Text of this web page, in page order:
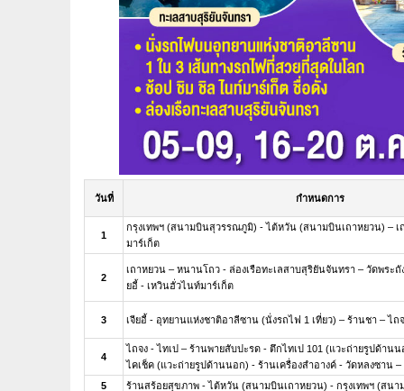
วันที่ กำหนดการ
1
กรุงเทพฯ (สนามบินสุวรรณภูมิ) - ไต้หวัน (สนามบินเถาหยวน) – เ
มาร์เก็ต
2
เถาหยวน – หนานโถว - ล่องเรือทะเลสาบสุริยันจันทรา – วัดพระถั
ยอี้ - เหวินฮั่วไนท์มาร์เก็ต
3 เจียอี้ - อุทยานแห่งชาติอาลีซาน (นั่งรถไฟ 1 เที่ยว) – ร้านชา – ไถ
4
ไถจง - ไทเป – ร้านพายสับปะรด - ตึกไทเป 101 (แวะถ่ายรูปด้าน
ไคเช็ค (แวะถ่ายรูปด้านนอก) - ร้านเครื่องสำอางค์ - วัดหลงซาน
5
ร้านสร้อยสุขภาพ - ไต้หวัน (สนามบินเถาหยวน) - กรุงเทพฯ (สน